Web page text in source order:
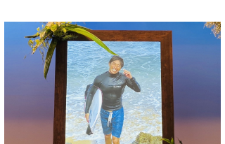
WAVE HUNTER波予想ツール
気象情報
ニュース
サーフィンエリアガイド
アート＆エンタメ
コラム
トラベル
ショップ情報